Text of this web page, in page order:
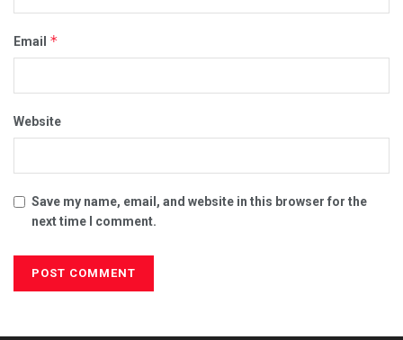
Email *
Website
Save my name, email, and website in this browser for the
next time I comment.